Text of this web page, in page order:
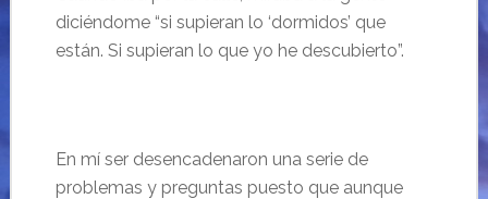
diciéndome “si supieran lo ‘dormidos’ que
están. Si supieran lo que yo he descubierto”.
En mí ser desencadenaron una serie de
problemas y preguntas puesto que aunque